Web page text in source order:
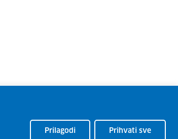
Prilagodi Prihvati sve